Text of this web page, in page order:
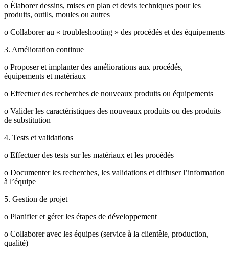
o Élaborer dessins, mises en plan et devis techniques pour les
produits, outils, moules ou autres
o Collaborer au « troubleshooting » des procédés et des équipements
3. Amélioration continue
o Proposer et implanter des améliorations aux procédés,
équipements et matériaux
o Effectuer des recherches de nouveaux produits ou équipements
o Valider les caractéristiques des nouveaux produits ou des produits
de substitution
4. Tests et validations
o Effectuer des tests sur les matériaux et les procédés
o Documenter les recherches, les validations et diffuser l’information
à l’équipe
5. Gestion de projet
o Planifier et gérer les étapes de développement
o Collaborer avec les équipes (service à la clientèle, production,
qualité)